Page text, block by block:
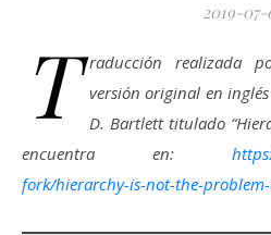
2019-
T raducción realizada
versión original en
D. Bartlett titulado
encuentra en:
fork/hierarchy-is-not-the-